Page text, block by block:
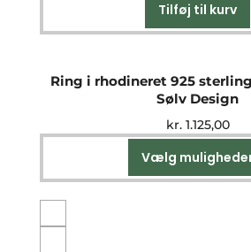
Tilføj til kurv
Ring i rhodineret 925
Sølv Design
kr.1.125,00
Vælg